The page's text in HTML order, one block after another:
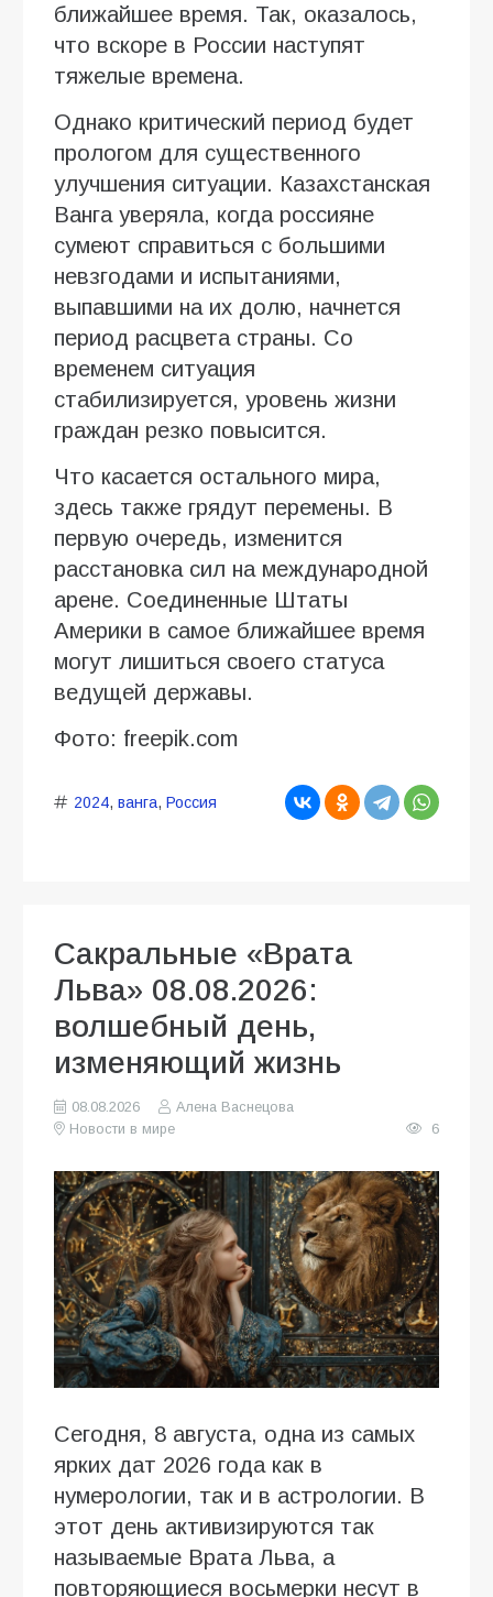
ближайшее время. Так, оказалось,
что вскоре в России наступят
тяжелые времена.
Однако критический период будет
прологом для существенного
улучшения ситуации. Казахстанская
Ванга уверяла, когда россияне
сумеют справиться с большими
невзгодами и испытаниями,
выпавшими на их долю, начнется
период расцвета страны. Со
временем ситуация
стабилизируется, уровень жизни
граждан резко повысится.
Что касается остального мира,
здесь также грядут перемены. В
первую очередь, изменится
расстановка сил на международной
арене. Соединенные Штаты
Америки в самое ближайшее время
могут лишиться своего статуса
ведущей державы.
Фото: freepik.com
2024, ванга, Россия
Сакральные «Врата
Льва» 08.08.2026:
волшебный день,
изменяющий жизнь
08.08.2026
Алена Васнецова
Новости в мире
6
Сегодня, 8 августа, одна из самых
ярких дат 2026 года как в
нумерологии, так и в астрологии. В
этот день активизируются так
называемые Врата Льва, а
повторяющиеся восьмерки несут в